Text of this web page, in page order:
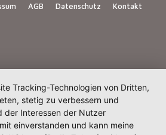
AGB Datenschutz Kontakt
Tracking-Technologien von Dritten,
stetig zu verbessern und
der Interessen der Nutzer
einverstanden und kann meine